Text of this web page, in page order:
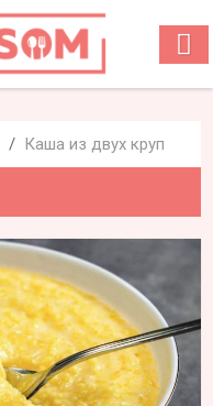
Каша из двух круп